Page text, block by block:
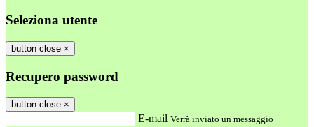
Seleziona utente
button close ×
Recupero password
button close ×
E-mail Verrà inviato un messaggio